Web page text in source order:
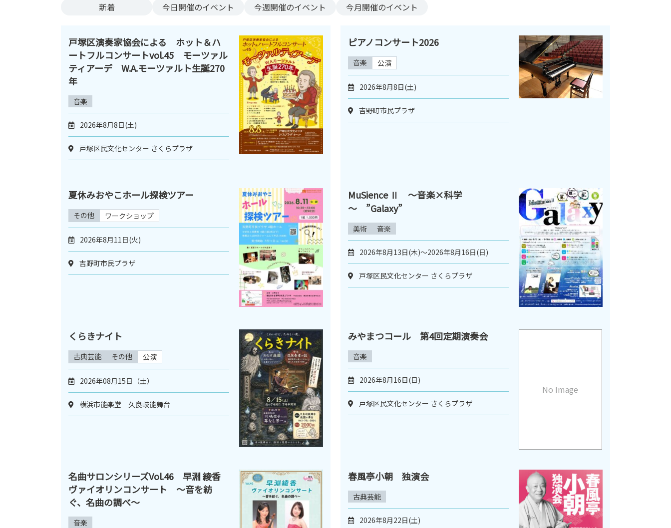
新着 今日開催のイベント 今週開催のイベント 今月開催のイベント
戸塚区演奏家協会による ホット＆ハ
ートフルコンサートvol.45 モーツァル
ティアーデ W.A.モーツァルト生誕270
年
音楽
2026年8月8日(土)
戸塚区民文化センター さくらプラザ
ピアノコンサート2026
音楽 公演
2026年8月8日(土)
吉野町市民プラザ
夏休みおやこホール探検ツアー
その他 ワークショップ
2026年8月11日(火)
吉野町市民プラザ
MuSience Ⅱ ～音楽×科学
～ ”Galaxy”
美術 音楽
2026年8月13日(木)～2026年8月16日(日)
戸塚区民文化センター さくらプラザ
くらきナイト
古典芸能 その他 公演
2026年08月15日（土）
横浜市能楽堂 久良岐能舞台
No Image
みやまつコール 第4回定期演奏会
音楽
2026年8月16日(日)
戸塚区民文化センター さくらプラザ
名曲サロンシリーズVol.46 早淵 綾香
ヴァイオリンコンサート ～音を紡
ぐ、名曲の調べ～
音楽
春風亭小朝 独演会
古典芸能
2026年8月22日(土)